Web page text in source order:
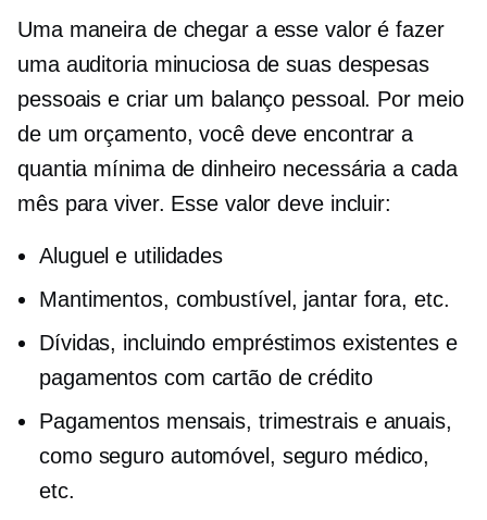
Uma maneira de chegar a esse valor é fazer
uma auditoria minuciosa de suas despesas
pessoais e criar um balanço pessoal. Por meio
de um orçamento, você deve encontrar a
quantia mínima de dinheiro necessária a cada
mês para viver. Esse valor deve incluir:
Aluguel e utilidades
Mantimentos, combustível, jantar fora, etc.
Dívidas, incluindo empréstimos existentes e
pagamentos com cartão de crédito
Pagamentos mensais, trimestrais e anuais,
como seguro automóvel, seguro médico,
etc.